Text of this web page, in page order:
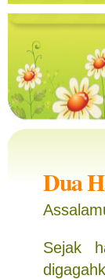
Dua
Sejak